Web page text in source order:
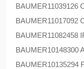
BAUMER11039126
BAUMER11017092
BAUMER11082458
BAUMER10148300
BAUMER10135294